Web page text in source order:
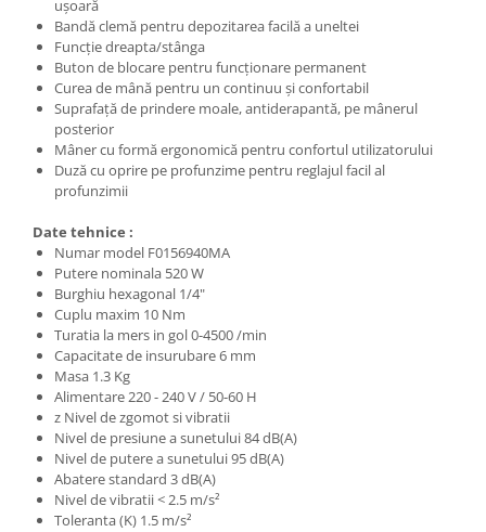
uşoară
Bandă clemă pentru depozitarea facilă a uneltei
Funcţie dreapta/stânga
Buton de blocare pentru funcţionare permanent
Curea de mână pentru un continuu şi confortabil
Suprafaţă de prindere moale, antiderapantă, pe mânerul
posterior
Mâner cu formă ergonomică pentru confortul utilizatorului
Duză cu oprire pe profunzime pentru reglajul facil al
profunzimii
Date tehnice :
Numar model F0156940MA
Putere nominala 520 W
Burghiu hexagonal 1/4"
Cuplu maxim 10 Nm
Turatia la mers in gol 0-4500 /min
Capacitate de insurubare 6 mm
Masa 1.3 Kg
Alimentare 220 - 240 V / 50-60 H
z Nivel de zgomot si vibratii
Nivel de presiune a sunetului 84 dB(A)
Nivel de putere a sunetului 95 dB(A)
Abatere standard 3 dB(A)
Nivel de vibratii < 2.5 m/s²
Toleranta (K) 1.5 m/s²